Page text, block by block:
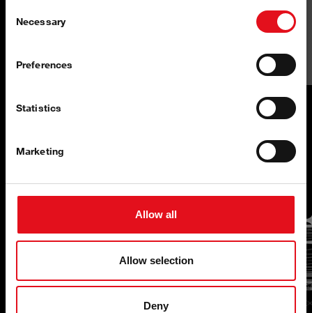
Selection
Necessary
Preferences
Statistics
Marketing
Allow all
Allow selection
Deny
Sve je pod kontrolom
s febi dijelovima za
upravljanje motorom
Vrlo je malo aspekata modernog života koji ne
uključuju elektroniku, a gospodarska vozila
svakako nisu iznimka.
Broj ugrađenih elektroničkih komponenti u